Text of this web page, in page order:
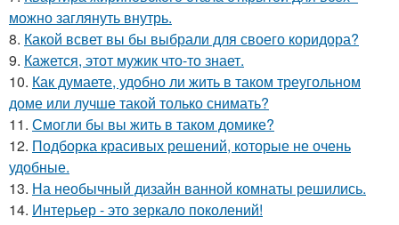
можно заглянуть внутрь.
8. Какой всвет вы бы выбрали для своего коридора?
9. Кажется, этот мужик что-то знает.
10. Как думаете, удобно ли жить в таком треугольном
доме или лучше такой только снимать?
11. Смогли бы вы жить в таком домике?
12. Подборка красивых решений, которые не очень
удобные.
13. На необычный дизайн ванной комнаты решились.
14. Интерьер - это зеркало поколений!